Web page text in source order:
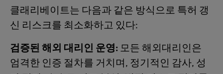
클래리베이트는 다음과 같은 방식으로 특허 갱
신 리스크를 최소화하고 있다:
검증된 해외 대리인 운영: 모든 해외대리인은
엄격한 인증 절차를 거치며, 정기적인 감사, 성